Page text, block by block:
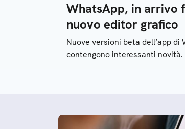
WhatsApp, in arrivo
nuovo editor grafico
Nuove versioni beta dell’app
contengono interessanti